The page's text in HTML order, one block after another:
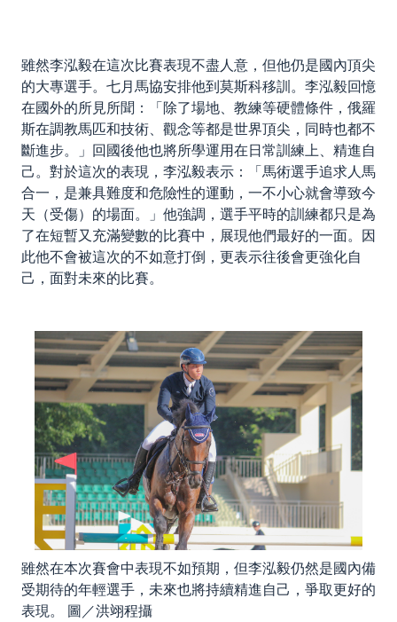
雖然李泓毅在這次比賽表現不盡人意，但他仍是國內頂尖
的大專選手。七月馬協安排他到莫斯科移訓。李泓毅回憶
在國外的所見所聞：「除了場地、教練等硬體條件，俄羅
斯在調教馬匹和技術、觀念等都是世界頂尖，同時也都不
斷進步。」回國後他也將所學運用在日常訓練上、精進自
己。對於這次的表現，李泓毅表示：「馬術選手追求人馬
合一，是兼具難度和危險性的運動，一不小心就會導致今
天（受傷）的場面。」他強調，選手平時的訓練都只是為
了在短暫又充滿變數的比賽中，展現他們最好的一面。因
此他不會被這次的不如意打倒，更表示往後會更強化自
己，面對未來的比賽。
雖然在本次賽會中表現不如預期，但李泓毅仍然是國內備
受期待的年輕選手，未來也將持續精進自己，爭取更好的
表現。 圖／洪翊程攝